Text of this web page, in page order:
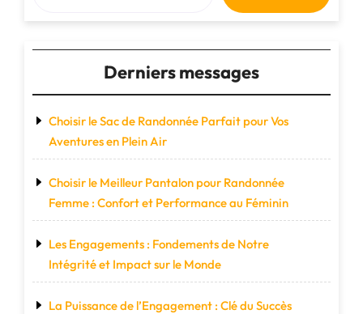
Derniers messages
Choisir le Sac de Randonnée Parfait pour Vos
Aventures en Plein Air
Choisir le Meilleur Pantalon pour Randonnée
Femme : Confort et Performance au Féminin
Les Engagements : Fondements de Notre
Intégrité et Impact sur le Monde
La Puissance de l’Engagement : Clé du Succès